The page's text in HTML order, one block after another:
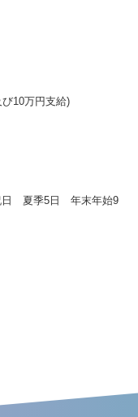
10万円支給)
夏季5日 年末年始9